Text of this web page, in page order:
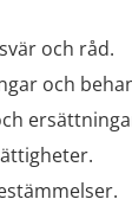
och råd.
och